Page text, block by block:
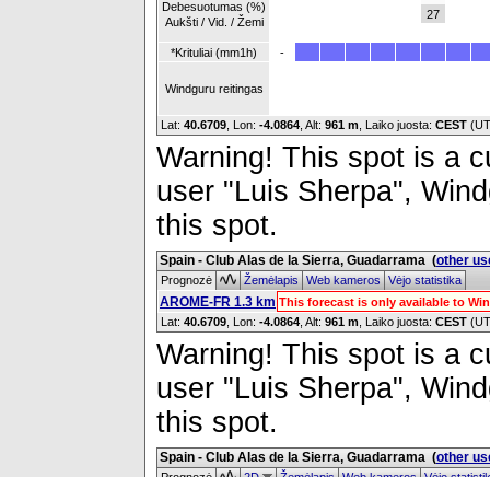
Debesuotumas (%)
Aukšti / Vid. / Žemi
27
*Krituliai (mm1h) -
Windguru reitingas
Lat: 40.6709 , Lon: -4.0864 Alt: 961 m , Laiko juosta: CEST
Warning! This spot is a
user "Luis Sherpa",
this spot.
Spain - Club Alas de la Sierra, Guadarrama (other
Prognozė ŽemėlapisWeb kamerosVėjo statistika
AROME-FR 1.3 km This forecast is only available to
Lat: 40.6709 , Lon: -4.0864 Alt: 961 m , Laiko juosta: CEST
Warning! This spot is a
user "Luis Sherpa",
this spot.
Spain - Club Alas de la Sierra, Guadarrama (other